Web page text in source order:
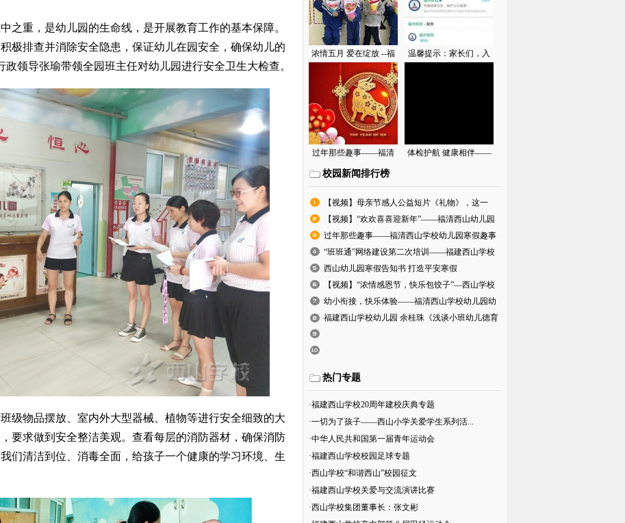
之重，是幼儿园的生命线，是开展教育工作的基本保障。
极排查并消除安全隐患，保证幼儿在园安全，确保幼儿的
政领导张瑜带领全园班主任对幼儿园进行安全卫生大检查。
级物品摆放、室内外大型器械、植物等进行安全细致的大
要求做到安全整洁美观。查看每层的消防器材，确保消防
们清洁到位、消毒全面，给孩子一个健康的学习环境、生
浓情五月 爱在绽放 --福
清西山学校幼儿园母亲
节活动纪实
温馨提示：家长们，入
过年那些趣事——福清
西山学校幼儿园寒假趣
事
体检护航 健康相伴——
检活动
校园新闻排行榜
【视频】母亲节感人公益短片《礼物》，这一
次，告诉妈
【视频】“欢欢喜喜迎新年”——福清西山幼儿园
隆重举
过年那些趣事——福清西山学校幼儿园寒假趣事
“班班通”网络建设第二次培训——福建西山学校
幼儿园
西山幼儿园寒假告知书 打造平安寒假
【视频】“浓情感恩节，快乐包饺子”—西山学校
幼儿园
幼小衔接，快乐体验——福清西山学校幼儿园幼
小衔接活
福建西山学校幼儿园 余桂珠《浅谈小班幼儿德育
热门专题
·福建西山学校20周年建校庆典专题
·一切为了孩子——西山小学关爱学生系列活...
·中华人民共和国第一届青年运动会
·福建西山学校校园足球专题
·西山学校“和谐西山”校园征文
·福建西山学校关爱与交流演讲比赛
·西山学校集团董事长：张文彬